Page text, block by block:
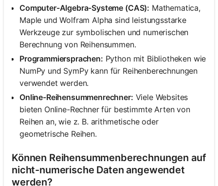
Computer-Algebra-Systeme (CAS): Mathematica,
Maple und Wolfram Alpha sind leistungsstarke
Werkzeuge zur symbolischen und numerischen
Berechnung von Reihensummen.
Programmiersprachen: Python mit Bibliotheken wie
NumPy und SymPy kann für Reihenberechnungen
verwendet werden.
Online-Reihensummenrechner: Viele Websites
bieten Online-Rechner für bestimmte Arten von
Reihen an, wie z. B. arithmetische oder
geometrische Reihen.
Können Reihensummenberechnungen auf
nicht-numerische Daten angewendet
werden?